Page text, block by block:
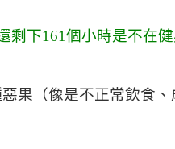
剩下161個小時是不在
果（像是不正常飲食